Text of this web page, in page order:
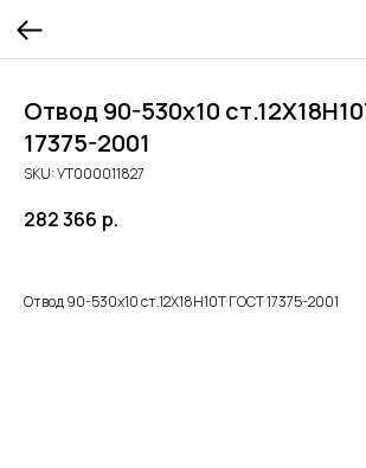
Отвод 90-530х10
17375-2001
SKU:УТ000011827
282 366 р.
Отвод 90-530х10 ст.12Х18Н10Т ГОСТ 17375-2001